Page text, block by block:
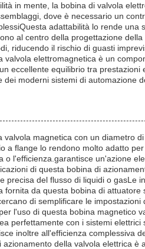
in mente, la bobina di valvola
dove è necessario un
adattabilità lo rende
al centro della progettazione
riducendo il rischio di guasti
valvola elettromagnetica è un
eccellente equilibrio tra
dei moderni sistemi di automazione
valvola magnetica con un diametro
a flange lo rendono molto adatto
o l'efficienza.garantisce un'azione
di questa bobina di
precisa del flusso di liquidi o gasLe
fornita da questa bobina di
di semplificare le impostazioni
l'uso di questa bobina magnetico
perfettamente con i sistemi
inoltre all'efficienza complessiva
della valvola elettrica